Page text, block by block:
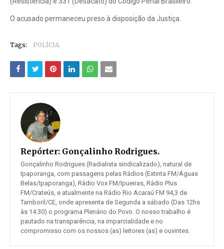
O acusado permaneceu preso à disposição da Justiça.
Tags: POLÍCIA.
Repórter: Gonçalinho Rodrigues.
Gonçalinho Rodrigues (Radialista sindicalizado), natural de
Ipaporanga, com passagens pelas Rádios (Extinta FM/Águas
Belas/Ipaporanga), Rádio Vox FM/Ipueiras, Rádio Plus
FM/Crateús, e atualmente na Rádio Rio Acaraú FM 94,3 de
Tamboril/CE, onde apresenta de Segunda a sábado (Das 12hs
às 14:30) o programa Plenário do Povo. O nosso trabalho é
pautado na transparência, na imparcialidade e no
compromisso com os nossos (as) leitores (as) e ouvintes.